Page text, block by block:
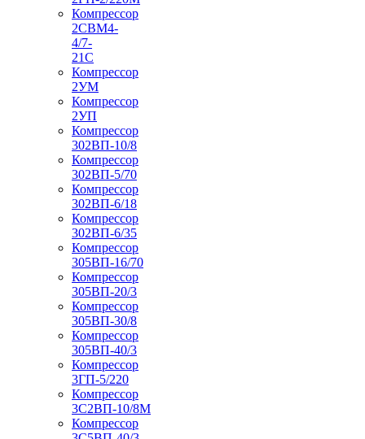
Компрессор
2СВМ4-
4/7-
21С
Компрессор
2УМ
Компрессор
2УП
Компрессор
302ВП-10/8
Компрессор
302ВП-5/70
Компрессор
302ВП-6/18
Компрессор
302ВП-6/35
Компрессор
305ВП-16/70
Компрессор
305ВП-20/3
Компрессор
305ВП-30/8
Компрессор
305ВП-40/3
Компрессор
3ГП-5/220
Компрессор
3С2ВП-10/8М
Компрессор